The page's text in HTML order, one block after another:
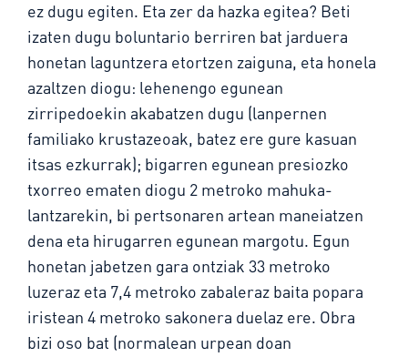
ez dugu egiten. Eta zer da hazka egitea? Beti
izaten dugu boluntario berriren bat jarduera
honetan laguntzera etortzen zaiguna, eta honela
azaltzen diogu: lehenengo egunean
zirripedoekin akabatzen dugu (lanpernen
familiako krustazeoak, batez ere gure kasuan
itsas ezkurrak); bigarren egunean presiozko
txorreo ematen diogu 2 metroko mahuka-
lantzarekin, bi pertsonaren artean maneiatzen
dena eta hirugarren egunean margotu. Egun
honetan jabetzen gara ontziak 33 metroko
luzeraz eta 7,4 metroko zabaleraz baita popara
iristean 4 metroko sakonera duelaz ere. Obra
bizi oso bat (normalean urpean doan